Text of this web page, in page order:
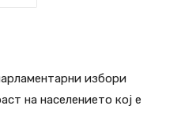
избори
на населението кој е